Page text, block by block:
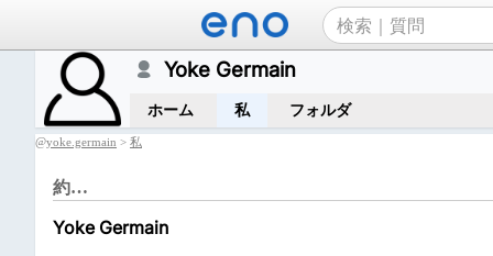
Yoke Germain
ホーム 私 フォルダ
@yoke.germain > 私
約…
Yoke Germain